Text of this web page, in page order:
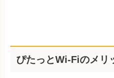
ぴたっとWi-Fiのメリ